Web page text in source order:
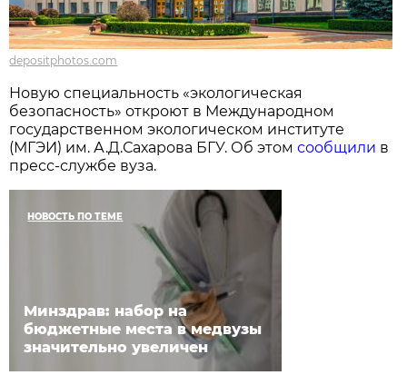
depositphotos.com
Новую специальность «экологическая
безопасность» откроют в Международном
государственном экологическом институте
(МГЭИ) им. А.Д.Сахарова БГУ. Об этомсообщили в
пресс-службе вуза.
НОВОСТЬ ПО ТЕМЕ
Минздрав: набор на
бюджетные места в медвузы
значительно увеличен